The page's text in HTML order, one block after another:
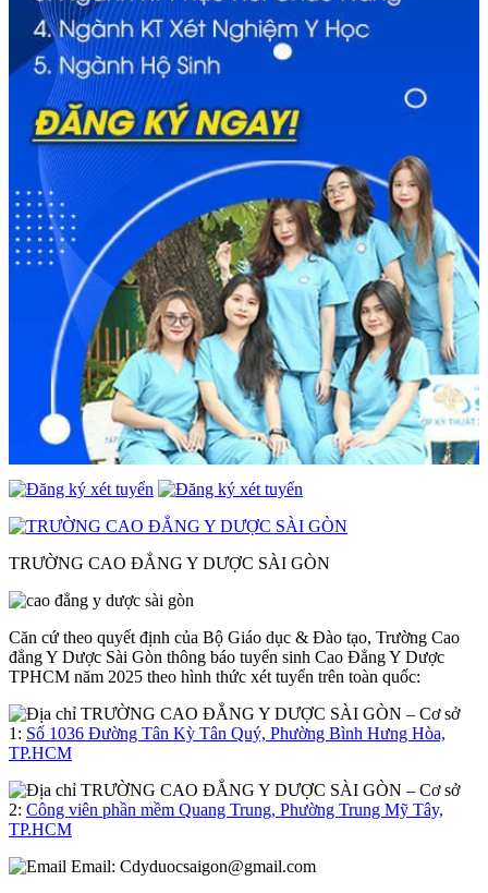
TRƯỜNG CAO ĐẲNG Y DƯỢC SÀI GÒN
Căn cứ theo quyết định của Bộ Giáo dục & Đào tạo, Trường Cao
đẳng Y Dược Sài Gòn thông báo tuyển sinh Cao Đẳng Y Dược
TPHCM năm 2025 theo hình thức xét tuyển trên toàn quốc:
– Cơ sở
1: Số 1036 Đường Tân Kỳ Tân Quý, Phường Bình Hưng Hòa,
TP.HCM
– Cơ sở
2: Công viên phần mềm Quang Trung, Phường Trung Mỹ Tây,
TP.HCM
Email: Cdyduocsaigon@gmail.com